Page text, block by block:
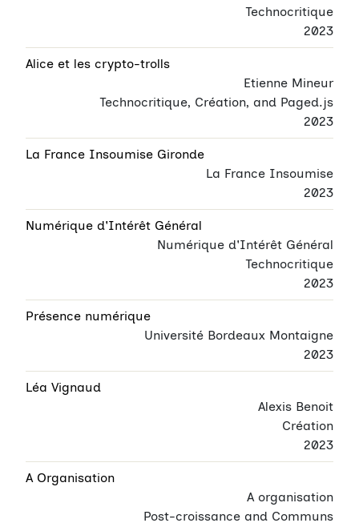
Technocritique
2023
Alice et les crypto-trolls
Etienne Mineur
Technocritique, Création, and Paged.js
2023
La France Insoumise Gironde
La France Insoumise
2023
Numérique d'Intérêt Général
Numérique d'Intérêt Général
Technocritique
2023
Présence numérique
Université Bordeaux Montaigne
2023
Léa Vignaud
Alexis Benoit
Création
2023
A Organisation
A organisation
Post-croissance and Communs